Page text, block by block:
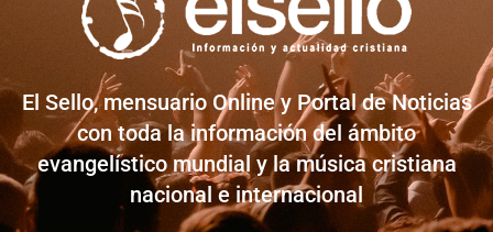
El Sello, mensuario Online y Portal de Noticias
con toda la información del ámbito
evangelístico mundial y la música cristiana
nacional e internacional